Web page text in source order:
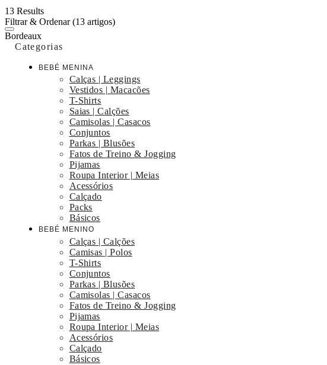
13 Results
Filtrar & Ordenar(13 artigos)
Bordeaux
Categorias
BEBÉ MENINA
Calças | Leggings
Vestidos | Macacões
T-Shirts
Saias | Calções
Camisolas | Casacos
Conjuntos
Parkas | Blusões
Fatos de Treino & Jogging
Pijamas
Roupa Interior | Meias
Acessórios
Calçado
Packs
Básicos
BEBÉ MENINO
Calças | Calções
Camisas | Polos
T-Shirts
Conjuntos
Parkas | Blusões
Camisolas | Casacos
Fatos de Treino & Jogging
Pijamas
Roupa Interior | Meias
Acessórios
Calçado
Básicos